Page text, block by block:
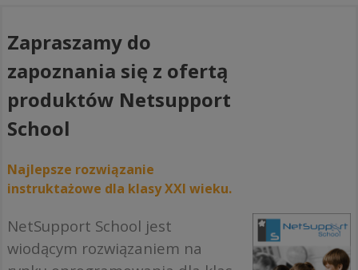
Zapraszamy do
zapoznania się z ofertą
produktów Netsupport
School
Najlepsze rozwiązanie
instruktażowe dla klasy XXI wieku.
NetSupport School jest
wiodącym rozwiązaniem na